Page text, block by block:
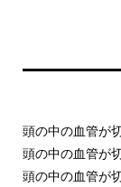
頭の中の血管が
頭の中の血管が
頭の中の血管が